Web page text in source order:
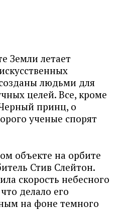
Земли летает
людьми для
целей. Все, кроме
принц, о
ученые спорят
объекте на орбите
Стив Слейтон.
скорость небесного
делало его
на фоне темного